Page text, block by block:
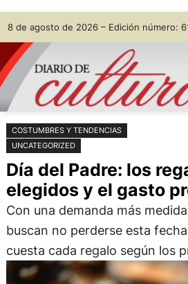
Saltar
al
contenido
Skip
to
content
8 de agosto de 2026 – Edición número:
COSTUMBRES Y TENDENCIAS
UNCATEGORIZED
Día del Padre: los
elegidos y el gasto
Con una demanda más
buscan no perderse esta
cuesta cada regalo según los